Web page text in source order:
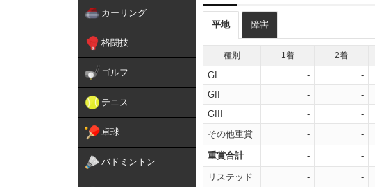
カーリング
格闘技
ゴルフ
テニス
卓球
バドミントン
平地 障害
種別 1着 2着
GI - -
GII
- -
GIII
- -
その他重賞
- -
重賞合計 - -
リステッド - -